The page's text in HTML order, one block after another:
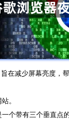
在减少屏幕亮度，
。
个带有三个垂直点的